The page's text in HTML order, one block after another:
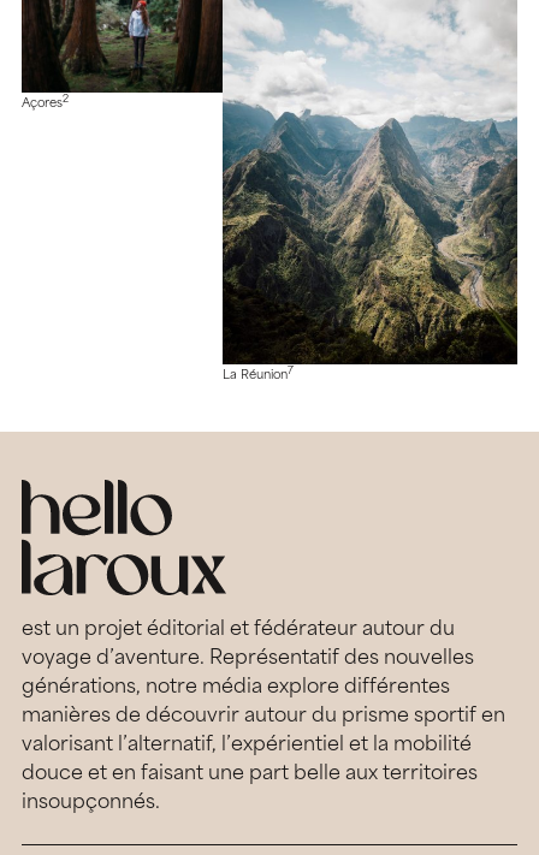
Açores2
La Réunion7
est un projet éditorial et fédérateur autour du
voyage d’aventure. Représentatif des nouvelles
générations, notre média explore différentes
manières de découvrir autour du prisme sportif en
valorisant l’alternatif, l’expérientiel et la mobilité
douce et en faisant une part belle aux territoires
insoupçonnés.